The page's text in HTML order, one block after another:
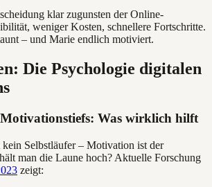
klar zugunsten der Online-
weniger Kosten, schnellere Fortschritte.
– und Marie endlich motiviert.
Die Psychologie digitalen
Was wirklich hilft
kein Selbstläufer – Motivation ist der
man die Laune hoch? Aktuelle Forschung
zeigt: